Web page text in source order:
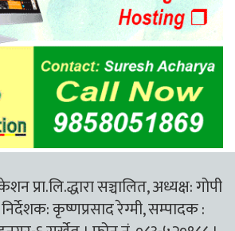
प्रा.लि.द्धारा सञ्चालित, अध्यक्ष: गोपी
कृष्णप्रसाद रेग्मी, सम्पादक :